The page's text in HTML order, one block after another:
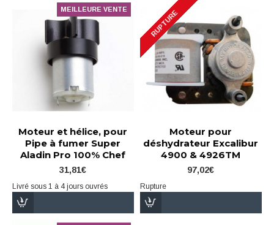
MEILLEURE VENTE
Moteur et hélice, pour
Pipe à fumer Super
Aladin Pro 100% Chef
31,81€
Livré sous 1 à 4 jours ouvrés
RUPTURE
Moteur pour
déshydrateur Excalibur
4900 & 4926TM
97,02€
Rupture